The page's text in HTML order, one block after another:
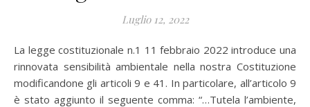
Luglio 12, 2022
La legge costituzionale n.1 11 febbraio 2022 introduce una
rinnovata sensibilità ambientale nella nostra Costituzione
modificandone gli articoli 9 e 41. In particolare, all’articolo 9
è stato aggiunto il seguente comma: “…Tutela l’ambiente,